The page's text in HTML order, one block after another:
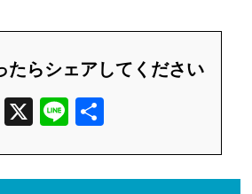
たらシェアしてください
F
X
Li